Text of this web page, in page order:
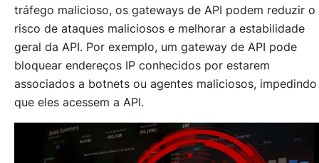
tráfego malicioso, os gateways de API podem reduzir o
risco de ataques maliciosos e melhorar a estabilidade
geral da API. Por exemplo, um gateway de API pode
bloquear endereços IP conhecidos por estarem
associados a botnets ou agentes maliciosos, impedindo
que eles acessem a API.